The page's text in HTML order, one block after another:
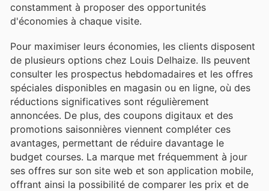
constamment à proposer des opportunités
d'économies à chaque visite.
Pour maximiser leurs économies, les clients disposent
de plusieurs options chez Louis Delhaize. Ils peuvent
consulter les prospectus hebdomadaires et les offres
spéciales disponibles en magasin ou en ligne, où des
réductions significatives sont régulièrement
annoncées. De plus, des coupons digitaux et des
promotions saisonnières viennent compléter ces
avantages, permettant de réduire davantage le
budget courses. La marque met fréquemment à jour
ses offres sur son site web et son application mobile,
offrant ainsi la possibilité de comparer les prix et de